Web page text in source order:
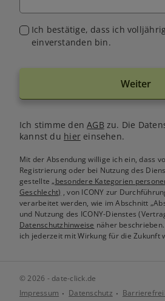
Ich bestätige, dass ich
einverstanden bin.
Weiter
Ich stimme denAGB zu. Die
kannst du hiereinsehen.
Mit der Absendung willige ich ein, dass
Registrierung oder bei Nutzung des
gestellte„besondere Kategorien
Geschlecht) , von ICONY zur
verarbeitet werden, wie im Abschnitt
und Nutzung des ICONY-Dienstes
Datenschutzhinweise näher
ich jederzeit mit Wirkung für die Zukunft
© 2026 - date-click.de
Impressum
Datenschutz